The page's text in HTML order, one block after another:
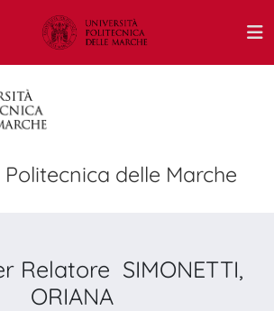
delle Marche
Relatore SIMONETTI,
ORIANA